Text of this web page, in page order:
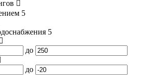
5
5
до
до